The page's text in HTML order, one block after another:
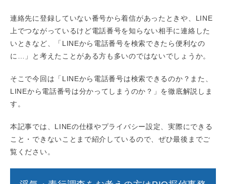
連絡先に登録していない番号から着信があったときや、LINE
上でつながっているけど電話番号を知らない相手に連絡した
いときなど、「LINEから電話番号を検索できたら便利なの
に…」と考えたことがある方も多いのではないでしょうか。
そこで今回は「LINEから電話番号は検索できるのか？また、
LINEから電話番号は分かってしまうのか？」を徹底解説しま
す。
本記事では、LINEの仕様やプライバシー設定、実際にできる
こと・できないことまで紹介しているので、ぜひ最後までご
覧ください。